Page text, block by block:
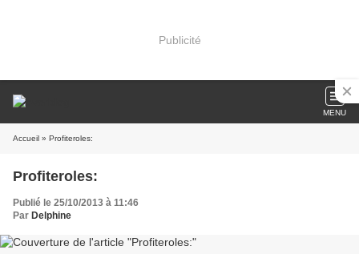
Publicité
MENU
Accueil » Profiteroles:
Profiteroles:
Publié le 25/10/2013 à 11:46
Par Delphine